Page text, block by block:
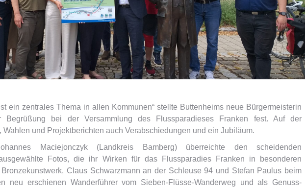
ein zentrales Thema in allen Kommunen“ stellte Buttenheims neue Bürgermeisterin
Begrüßung bei der Versammlung des Flussparadieses Franken fest. Auf der
und Projektberichten auch Verabschiedungen und ein Jubiläum.
Maciejonczyk (Landkreis Bamberg) überreichte den scheidenden
Fotos, die ihr Wirken für das Flussparadies Franken in besonderen
Claus Schwarzmann an der Schleuse 94 und Stefan Paulus beim
neu erschienen Wanderführer vom Sieben-Flüsse-Wanderweg und als Genuss-